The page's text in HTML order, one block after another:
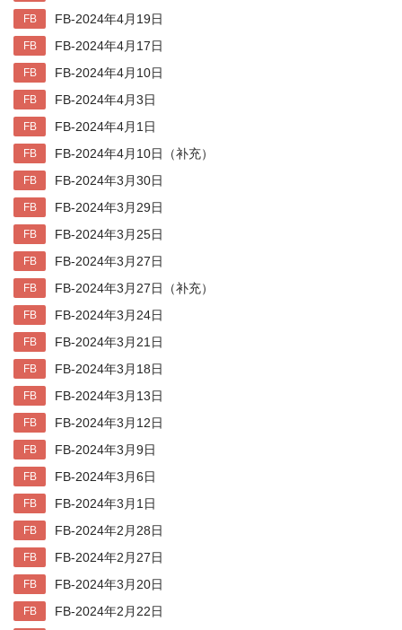
FB FB-2024年4月19日
FB FB-2024年4月17日
FB FB-2024年4月10日
FB FB-2024年4月3日
FB FB-2024年4月1日
FB FB-2024年4月10日（补充）
FB FB-2024年3月30日
FB FB-2024年3月29日
FB FB-2024年3月25日
FB FB-2024年3月27日
FB FB-2024年3月27日（补充）
FB FB-2024年3月24日
FB FB-2024年3月21日
FB FB-2024年3月18日
FB FB-2024年3月13日
FB FB-2024年3月12日
FB FB-2024年3月9日
FB FB-2024年3月6日
FB FB-2024年3月1日
FB FB-2024年2月28日
FB FB-2024年2月27日
FB FB-2024年3月20日
FB FB-2024年2月22日